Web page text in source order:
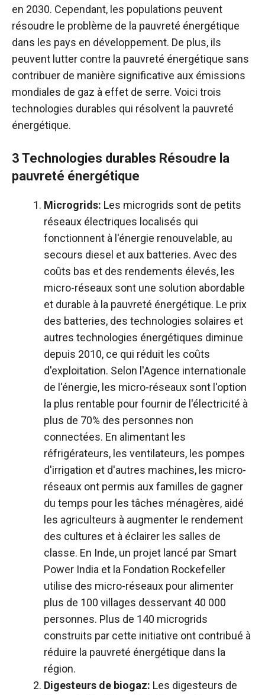
en 2030. Cependant, les populations peuvent
résoudre le problème de la pauvreté énergétique
dans les pays en développement. De plus, ils
peuvent lutter contre la pauvreté énergétique sans
contribuer de manière significative aux émissions
mondiales de gaz à effet de serre. Voici trois
technologies durables qui résolvent la pauvreté
énergétique.
3 Technologies durables Résoudre la
pauvreté énergétique
Microgrids: Les microgrids sont de petits
réseaux électriques localisés qui
fonctionnent à l'énergie renouvelable, au
secours diesel et aux batteries. Avec des
coûts bas et des rendements élevés, les
micro-réseaux sont une solution abordable
et durable à la pauvreté énergétique. Le prix
des batteries, des technologies solaires et
autres technologies énergétiques diminue
depuis 2010, ce qui réduit les coûts
d'exploitation. Selon l'Agence internationale
de l'énergie, les micro-réseaux sont l'option
la plus rentable pour fournir de l'électricité à
plus de 70% des personnes non
connectées. En alimentant les
réfrigérateurs, les ventilateurs, les pompes
d'irrigation et d'autres machines, les micro-
réseaux ont permis aux familles de gagner
du temps pour les tâches ménagères, aidé
les agriculteurs à augmenter le rendement
des cultures et à éclairer les salles de
classe. En Inde, un projet lancé par Smart
Power India et la Fondation Rockefeller
utilise des micro-réseaux pour alimenter
plus de 100 villages desservant 40 000
personnes. Plus de 140 microgrids
construits par cette initiative ont contribué à
réduire la pauvreté énergétique dans la
région.
Digesteurs de biogaz: Les digesteurs de